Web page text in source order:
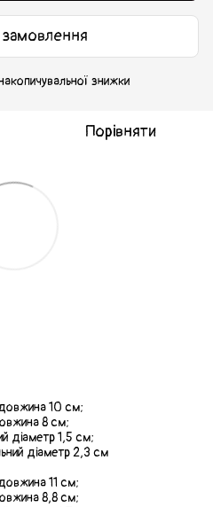
знижки
Порівняти
10 см;
8 см;
діаметр 1,5 см;
діаметр 2,3 см
11 см;
8,8 см;